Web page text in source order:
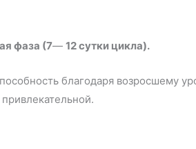
фаза (7— 12 сутки цикла).
благодаря возросшему